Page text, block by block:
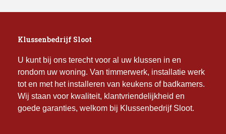
Klussenbedrijf Sloot
U kunt bij ons terecht voor al uw klussen in en
rondom uw woning. Van timmerwerk, installatie werk
tot en met het installeren van keukens of badkamers.
Wij staan voor kwaliteit, klantvriendelijkheid en
goede garanties, welkom bij Klussenbedrijf Sloot.